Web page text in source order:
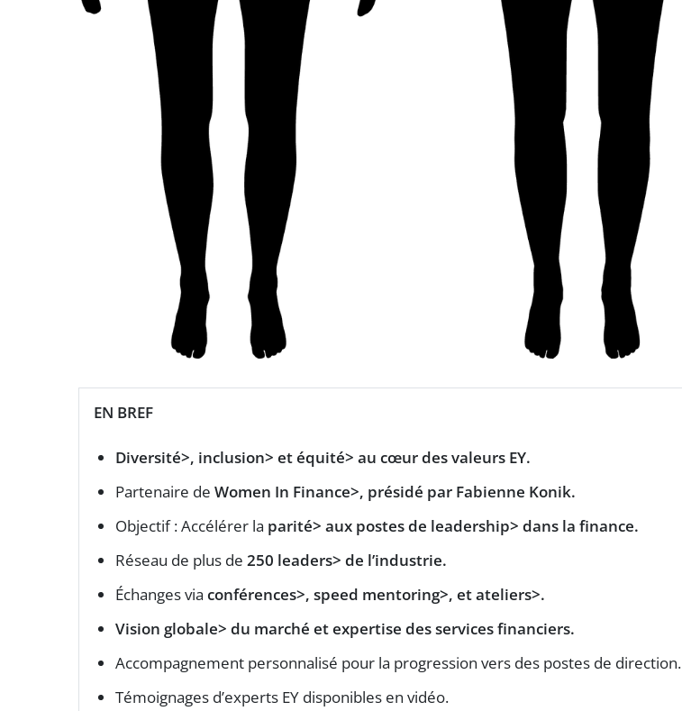
EN BREF
Diversité>, inclusion> etéquité> au cœur des valeurs EY.
Partenaire de Women In Finance>, présidé par Fabienne Konik.
Objectif : Accélérer la parité> aux postes de leadership> dans la finance.
Réseau de plus de 250 leaders> de l’industrie.
Échanges via conférences>, speed mentoring>, etateliers>.
Vision globale> du marché et expertise des services financiers.
Accompagnement personnalisé pour la progression vers des postes de direction.
Témoignages d’experts EY disponibles en vidéo.